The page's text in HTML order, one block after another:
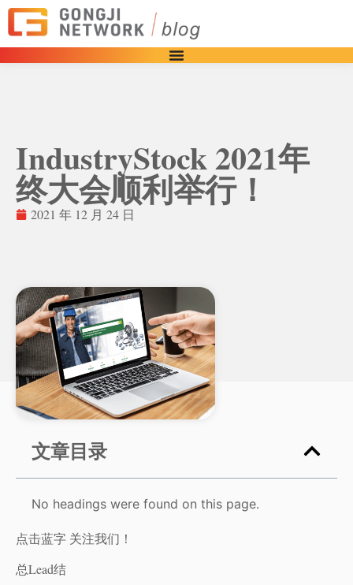
IndustryStock 2021年
终大会顺利举行！
2021 年 12 月 24 日
文章目录
No headings were found on this page.
点击蓝字 关注我们！
总Lead结